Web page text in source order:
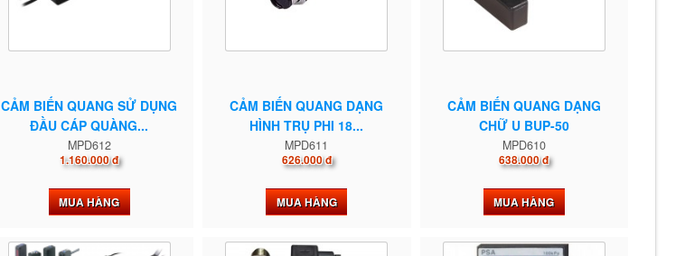
CẢM BIẾN QUANG SỬ DỤNG
ĐẦU CÁP QUÀNG...
MPD612
1.160.000 đ
MUA HÀNG
CẢM BIẾN QUANG DẠNG
HÌNH TRỤ PHI 18...
MPD611
626.000 đ
MUA HÀNG
CẢM BIẾN QUANG DẠNG
CHỮ U BUP-50
MPD610
638.000 đ
MUA HÀNG